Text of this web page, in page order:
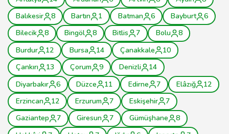
Balıkesir
8 Bartın 1 Batman 6 Bayburt
6
Bilecik
8 Bingöl 8 Bitlis 7 Bolu
8
Burdur
12 Bursa 14 Çanakkale
10
Çankırı
13 Çorum 9 Denizli
14
Diyarbakır
6 Düzce 11 Edirne 7 Elâzığ
12
Erzincan
12 Erzurum 7 Eskişehir
7
Gaziantep
7 Giresun 7 Gümüşhane
8